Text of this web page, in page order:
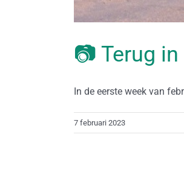
📷 Terug
In de eerste week van
7 februari 2023